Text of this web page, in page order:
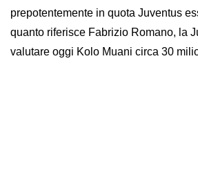
prepotentemente in quota Juventus
quanto riferisce Fabrizio Romano, la
valutare oggi Kolo Muani circa 30